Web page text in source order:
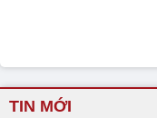
TIN MỚI